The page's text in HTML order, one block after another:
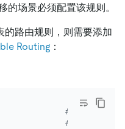
的场景必须配置该规则。
的路由规则，则需要添加
Routing ：
# 定义数据源
# 规则名称